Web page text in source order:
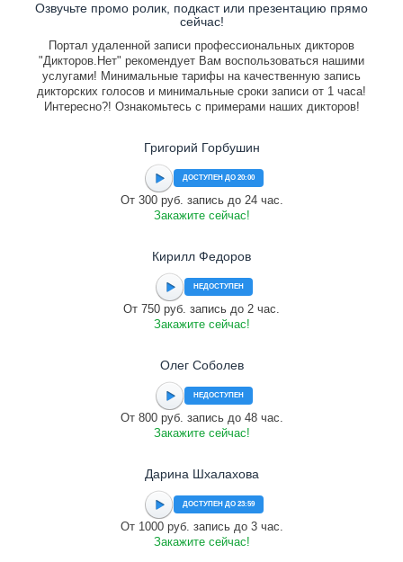
Озвучьте промо ролик, подкаст или презентацию прямо
сейчас!
Портал удаленной записи профессиональных дикторов
"Дикторов.Нет" рекомендует Вам воспользоваться нашими
услугами! Минимальные тарифы на качественную запись
дикторских голосов и минимальные сроки записи от 1 часа!
Интересно?! Ознакомьтесь с примерами наших дикторов!
Григорий Горбушин
ДОСТУПЕН ДО 20:00
От 300 руб. запись до 24 час.
Закажите сейчас!
Кирилл Федоров
НЕДОСТУПЕН
От 750 руб. запись до 2 час.
Закажите сейчас!
Олег Соболев
НЕДОСТУПЕН
От 800 руб. запись до 48 час.
Закажите сейчас!
Дарина Шхалахова
ДОСТУПЕН ДО 23:59
От 1000 руб. запись до 3 час.
Закажите сейчас!